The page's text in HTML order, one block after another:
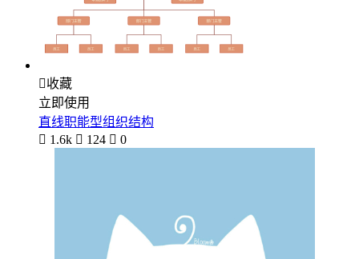
收藏
立即使用
直线职能型组织结构
 1.6k  124  0